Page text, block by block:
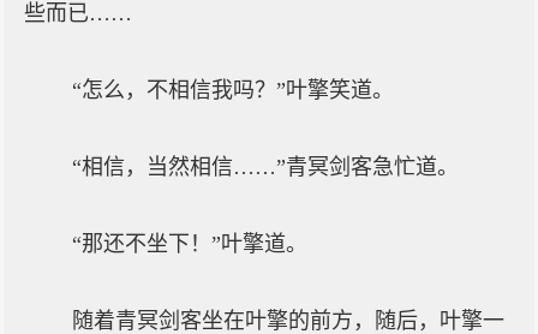
些而已……
“怎么，不相信我吗？”叶擎笑道。
“相信，当然相信……”青冥剑客急忙道。
“那还不坐下！”叶擎道。
随着青冥剑客坐在叶擎的前方，随后，叶擎一